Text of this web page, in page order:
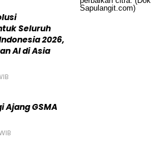
Seluruh
2026,
AI di Asia
Ajang GSMA